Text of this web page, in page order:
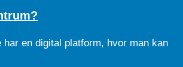
en digital platform, hvor man kan